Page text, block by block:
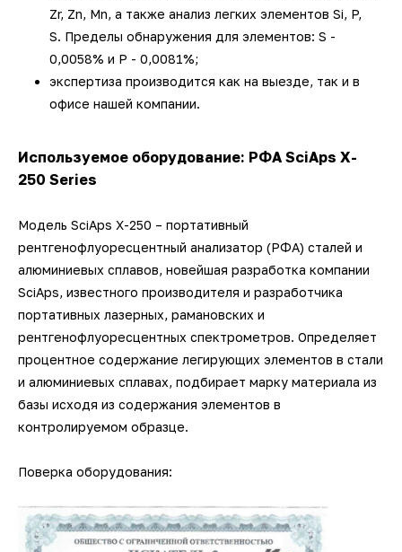
Zr, Zn, Mn, а также анализ легких элементов Si, P,
S. Пределы обнаружения для элементов: S -
0,0058% и P - 0,0081%;
экспертиза производится как на выезде, так и в
офисе нашей компании.
Используемое оборудование: РФА SciAps X-
250 Series
Модель SciAps X-250 – портативный
рентгенофлуоресцентный анализатор (РФА) сталей и
алюминиевых сплавов, новейшая разработка компании
SciAps, известного производителя и разработчика
портативных лазерных, рамановских и
рентгенофлуоресцентных спектрометров. Определяет
процентное содержание легирующих элементов в стали
и алюминиевых сплавах, подбирает марку материала из
базы исходя из содержания элементов в
контролируемом образце.
Поверка оборудования: